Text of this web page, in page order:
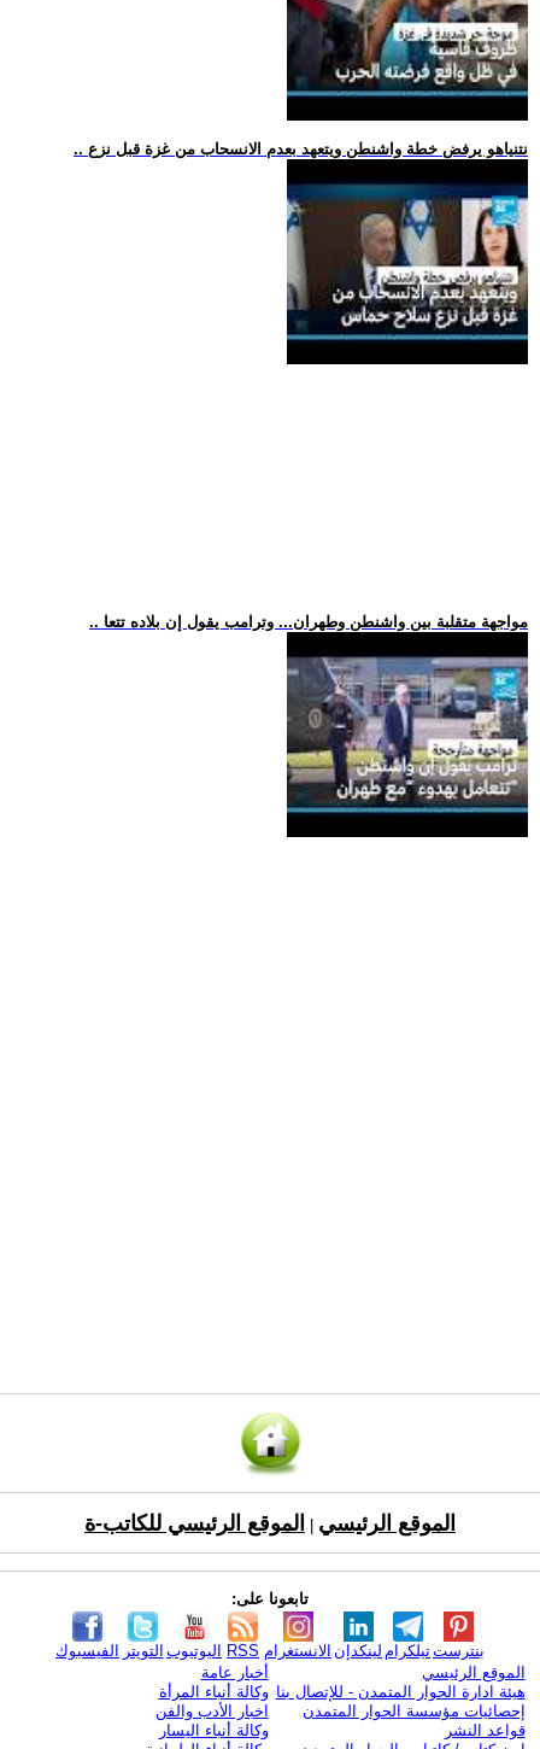
.. نتنياهو يرفض خطة واشنطن ويتعهد بعدم الانسحاب من غزة قبل نزع
.. مواجهة متقلبة بين واشنطن وطهران... وترامب يقول إن بلاده تتعا
الموقع الرئيسي الموقع الرئيسي للكاتب-ة
تابعونا على:
الفيسبوك التويتر اليوتيوب RSS الانستغرام لينكدإن تيلكرامبنترست
الموقع الرئيسي
هيئة ادارة الحوار المتمدن - للإتصال بنا
إحصائيات مؤسسة الحوار المتمدن
قواعد النشر
أخبار عامة
وكالة أنباء المرأة
اخبار الأدب والفن
وكالة أنباء اليسار